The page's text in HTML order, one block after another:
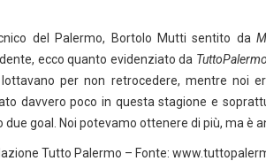
del Palermo, Bortolo Mutti sentito da
ecco quanto evidenziato da
lottavano per non retrocedere, mentre noi
davvero poco in questa stagione e
goal. Noi potevamo ottenere di più, ma è
Tutto Palermo – Fonte: